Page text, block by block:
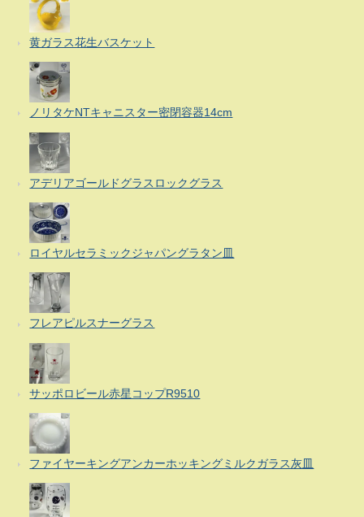
黄ガラス花生バスケット
ノリタケNTキャニスター密閉容器14cm
アデリアゴールドグラスロックグラス
ロイヤルセラミックジャパングラタン皿
フレアピルスナーグラス
サッポロビール赤星コップR9510
ファイヤーキングアンカーホッキングミルクガラス灰皿